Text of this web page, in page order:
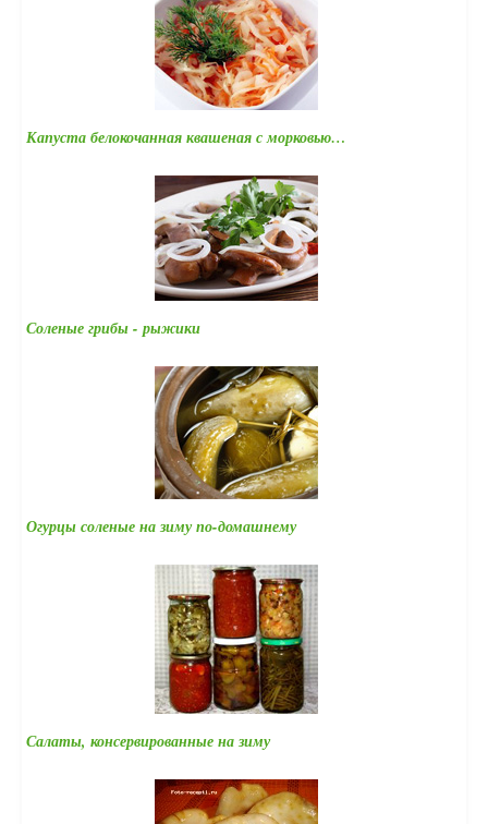
Капуста белокочанная квашеная с морковью…
Соленые грибы - рыжики
Огурцы соленые на зиму по-домашнему
Салаты, консервированные на зиму